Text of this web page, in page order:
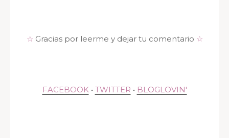
☆ Gracias por leerme y dejar tu comentario ☆
FACEBOOK • TWITTER • BLOGLOVIN'